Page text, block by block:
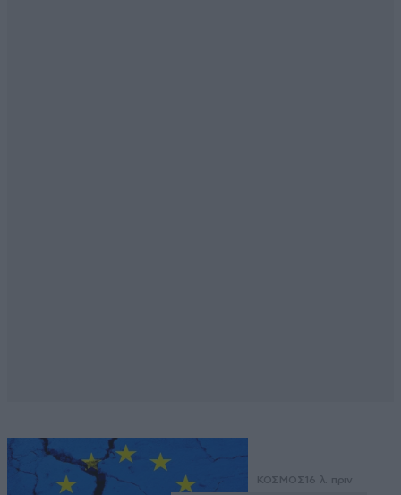
ΚΟΣΜΟΣ 16 λ. πριν